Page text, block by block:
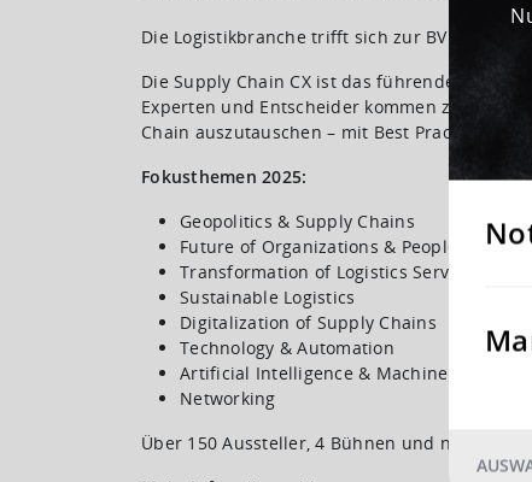
Die Logistikbranche trifft sich zur BVL
Die Supply Chain CX ist das führende Event
Experten und Entscheider kommen
Chain auszutauschen – mit Best Practices,
Fokusthemen 2025:
Geopolitics & Supply Chains
Future of Organizations & People
Transformation of Logistics Service
Sustainable Logistics
Digitalization of Supply Chains
Technology & Automation
Artificial Intelligence & Machine Learning
Networking
Über 150 Aussteller, 4 Bühnen und noch mehr